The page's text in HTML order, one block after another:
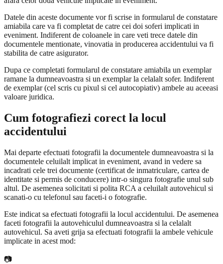
Datele din aceste documente vor fi scrise in formularul de constatare
amiabila care va fi completat de catre cei doi soferi implicati in
eveniment. Indiferent de coloanele in care veti trece datele din
documentele mentionate, vinovatia in producerea accidentului va fi
stabilita de catre asigurator.
Dupa ce completati formularul de constatare amiabila un exemplar
ramane la dumneavoastra si un exemplar la celalalt sofer. Indiferent
de exemplar (cel scris cu pixul si cel autocopiativ) ambele au aceeasi
valoare juridica.
Cum fotografiezi corect la locul
accidentului
Mai departe efectuati fotografii la documentele dumneavoastra si la
documentele celuilalt implicat in eveniment, avand in vedere sa
incadrati cele trei documente (certificat de inmatriculare, cartea de
identitate si permis de conducere) intr-o singura fotografie unul sub
altul. De asemenea solicitati si polita RCA a celuilalt autovehicul si
scanati-o cu telefonul sau faceti-i o fotografie.
Este indicat sa efectuati fotografii la locul accidentului. De asemenea
faceti fotografii la autovehiculul dumneavoastra si la celalalt
autovehicul. Sa aveti grija sa efectuati fotografii la ambele vehicule
implicate in acest mod:
📷